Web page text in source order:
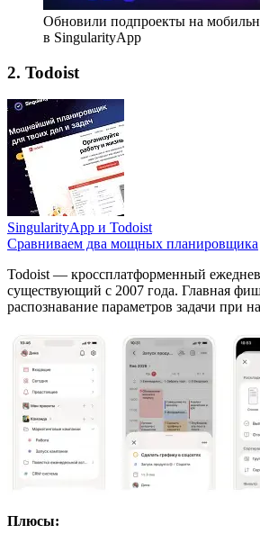
Обновили подпроекты на
в SingularityApp
2. Todoist
SingularityApp и Todoist
Сравниваем два мощных планировщика
Todoist — кроссплатформенный
существующий с 2007 года. Главная
распознавание параметров задачи при
Плюсы: